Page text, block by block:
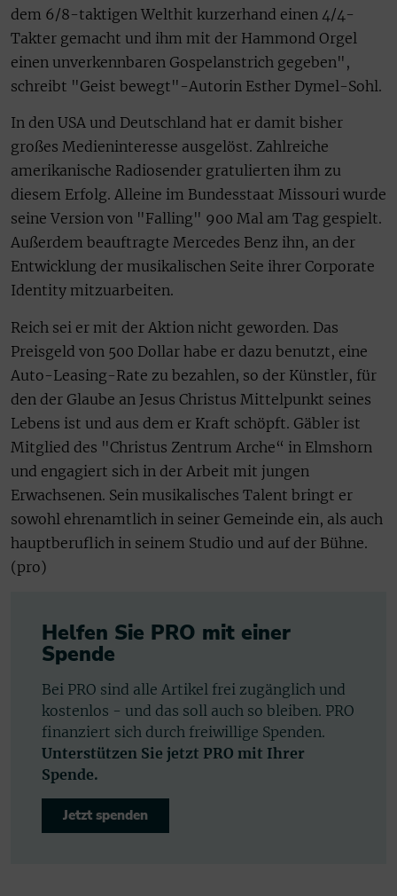
dem 6/8-taktigen Welthit kurzerhand einen 4/4-
Takter gemacht und ihm mit der Hammond Orgel
einen unverkennbaren Gospelanstrich gegeben",
schreibt "Geist bewegt"-Autorin Esther Dymel-Sohl.
In den USA und Deutschland hat er damit bisher
großes Medieninteresse ausgelöst. Zahlreiche
amerikanische Radiosender gratulierten ihm zu
diesem Erfolg. Alleine im Bundesstaat Missouri wurde
seine Version von "Falling" 900 Mal am Tag gespielt.
Außerdem beauftragte Mercedes Benz ihn, an der
Entwicklung der musikalischen Seite ihrer Corporate
Identity mitzuarbeiten.
Reich sei er mit der Aktion nicht geworden. Das
Preisgeld von 500 Dollar habe er dazu benutzt, eine
Auto-Leasing-Rate zu bezahlen, so der Künstler, für
den der Glaube an Jesus Christus Mittelpunkt seines
Lebens ist und aus dem er Kraft schöpft. Gäbler ist
Mitglied des "Christus Zentrum Arche“ in Elmshorn
und engagiert sich in der Arbeit mit jungen
Erwachsenen. Sein musikalisches Talent bringt er
sowohl ehrenamtlich in seiner Gemeinde ein, als auch
hauptberuflich in seinem Studio und auf der Bühne.
(pro)
Helfen Sie PRO mit einer
Spende
Bei PRO sind alle Artikel frei zugänglich und
kostenlos - und das soll auch so bleiben. PRO
finanziert sich durch freiwillige Spenden.
Unterstützen Sie jetzt PRO mit Ihrer
Spende.
Jetzt spenden